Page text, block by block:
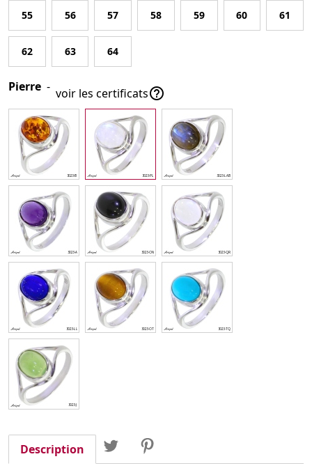
55 56 57 58 59 60 61
62 63 64
Pierre - voir les certificats
Partager Partager Tweet
Description